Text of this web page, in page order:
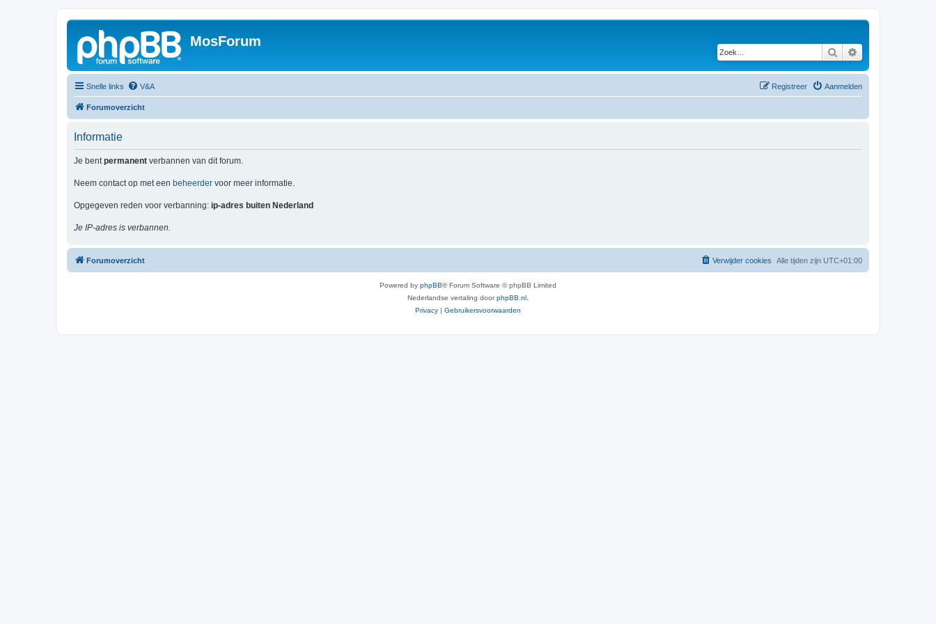
MosForum
Zoek
Snelle links V&A Aanmelden
Registreer
Forumoverzicht
Informatie
Je bentpermanent verbannen van dit forum.
Neem contact op met een beheerder voor meer informatie.
Opgegeven reden voor verbanning: ip-adres buiten Nederland
Je IP-adres is verbannen.
Forumoverzicht Alle tijden zijn UTC+01:00
Verwijder cookies
Powered by phpBB® Forum Software © phpBB Limited
Nederlandse vertaling doorphpBB.nl
Privacy | Gebruikersvoorwaarden